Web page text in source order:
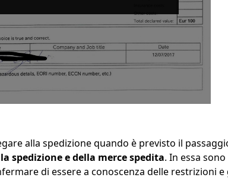
alla spedizione quando è previsto il
spedizione e della merce spedita. In essa
di essere a conoscenza delle restrizioni